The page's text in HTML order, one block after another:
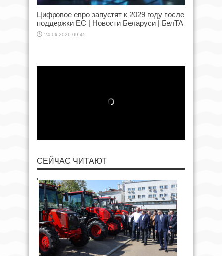
Цифровое евро запустят к 2029 году после
поддержки ЕС | Новости Беларуси | БелТА
24.06.2026 09:45
СЕЙЧАС ЧИТАЮТ